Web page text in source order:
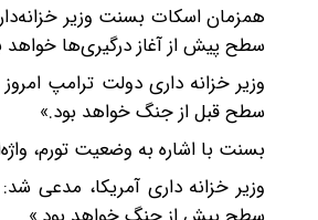
همزمان اسکات بسنت وزیر
سطح پیش از آغاز درگیری‌ها خواهد
وزیر خزانه داری دولت ترامپ
سطح قبل از جنگ خواهد بود.»
بسنت با اشاره به وضعیت تورم،
وزیر خزانه داری آمریکا، مدعی